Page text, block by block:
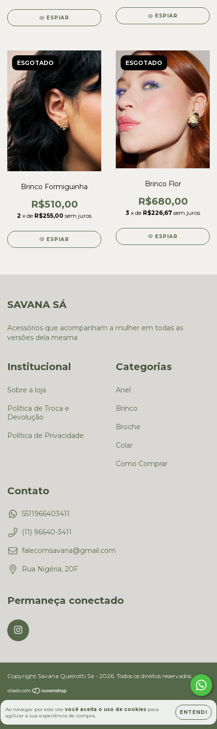
Ao navegar por este site você aceita o uso de cookies para
agilizar a sua experiência de compra.
ENTENDI
ESPIAR ESPIAR
ESGOTADO
Brinco Formiguinha
R$510,00
2 x de R$255,00 sem juros
ESPIAR
ESGOTADO
Brinco Flor
R$680,00
3 x de R$226,67 sem juros
ESPIAR
SAVANA SÁ
Acessórios que acompanham a mulher em todas as
versões dela mesma
Institucional
Sobre a loja
Política de Troca e
Devolução
Política de Privacidade
Categorias
Anel
Brinco
Broche
Colar
Como Comprar
Contato
5511966403411
(11) 96640-3411
falecomsavana@gmail.com
Rua Nigéria, 20F
Permaneça conectado
Copyright Savana Queirotti Sá - 2026. Todos os direitos reservados.